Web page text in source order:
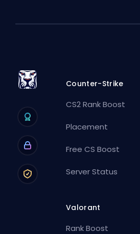
Counter-Strike
CS2 Rank Boost
Placement
Free CS Boost
Server Status
Valorant
Rank Boost